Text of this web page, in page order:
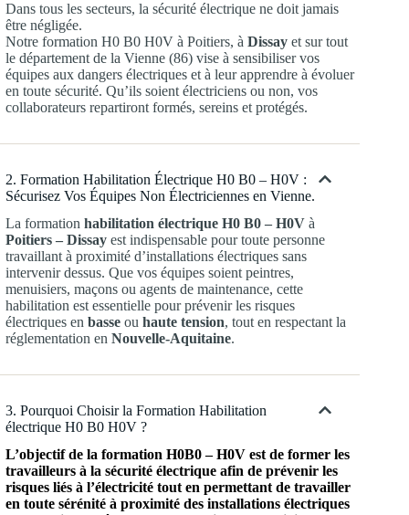
Dans tous les secteurs, la sécurité électrique ne doit jamais
être négligée.
Notre formation H0 B0 H0V à Poitiers, à Dissay et sur tout
le département de la Vienne (86) vise à sensibiliser vos
équipes aux dangers électriques et à leur apprendre à évoluer
en toute sécurité. Qu’ils soient électriciens ou non, vos
collaborateurs repartiront formés, sereins et protégés.
2. Formation Habilitation Électrique H0 B0 – H0V :
Sécurisez Vos Équipes Non Électriciennes en Vienne.
La formation habilitation électrique H0 B0 – H0V à
Poitiers – Dissay est indispensable pour toute personne
travaillant à proximité d’installations électriques sans
intervenir dessus. Que vos équipes soient peintres,
menuisiers, maçons ou agents de maintenance, cette
habilitation est essentielle pour prévenir les risques
électriques en basse ou haute tension, tout en respectant la
réglementation en Nouvelle-Aquitaine.
3. Pourquoi Choisir la Formation Habilitation
électrique H0 B0 H0V ?
L’objectif de la formation H0B0 – H0V est de former les
travailleurs à la sécurité électrique afin de prévenir les
risques liés à l’électricité tout en permettant de travailler
en toute sérénité à proximité des installations électriques